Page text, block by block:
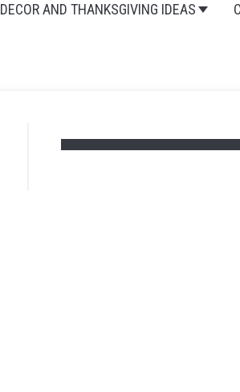
DECOR AND THANKSGIVING IDEAS